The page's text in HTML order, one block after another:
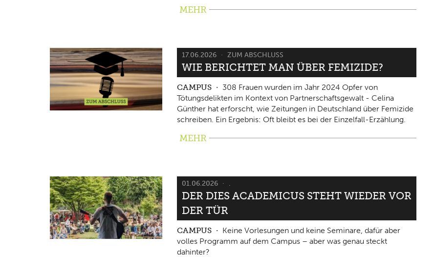
MEHR
17.06.2026 ZUM ABSCHLUSS
WIE BERICHTET MAN ÜBER FEMIZIDE?
CAMPUS
308 Frauen wurden im Jahr 2024 Opfer von
Tötungsdelikten im Kontext von Partnerschaftsgewalt - Celina
Günther hat erforscht, wie Zeitungen in Deutschland über Femizide
schreiben. Ein Ergebnis: Oft bleibt es bei der Einzelfall-Erzählung.
MEHR
01.06.2026 .
DER DIES ACADEMICUS STEHT WIEDER VOR
DER TÜR
CAMPUS
Keine Vorlesungen und keine Seminare, dafür aber
volles Programm auf dem Campus – aber was genau steckt
dahinter?